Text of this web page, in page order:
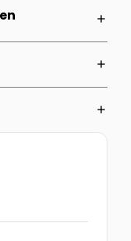
add
add
add